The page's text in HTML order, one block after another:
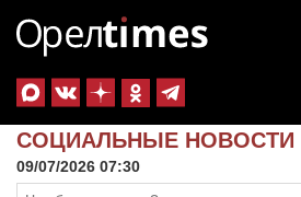
СОЦИАЛЬНЫЕ НОВОСТИ
09/07/2026 07:30